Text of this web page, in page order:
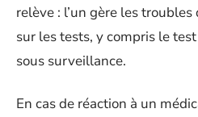
relève : l’un gère les
sur les tests, y compris le
sous surveillance.
En cas de réaction à un